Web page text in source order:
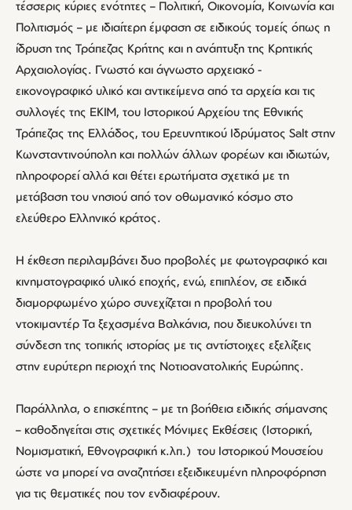
τέσσερις κύριες ενότητες – Πολιτική, Οικονομία, Κοινωνία και
Πολιτισμός – με ιδιαίτερη έμφαση σε ειδικούς τομείς όπως η
ίδρυση της Τράπεζας Κρήτης και η ανάπτυξη της Κρητικής
Αρχαιολογίας. Γνωστό και άγνωστο αρχειακό -
εικονογραφικό υλικό και αντικείμενα από τα αρχεία και τις
συλλογές της ΕΚΙΜ, του Ιστορικού Αρχείου της Εθνικής
Τράπεζας της Ελλάδος, του Ερευνητικού Ιδρύματος Salt στην
Κωνσταντινούπολη και πολλών άλλων φορέων και ιδιωτών,
πληροφορεί αλλά και θέτει ερωτήματα σχετικά με τη
μετάβαση του νησιού από τον οθωμανικό κόσμο στο
ελεύθερο Ελληνικό κράτος.
Η έκθεση περιλαμβάνει δυο προβολές με φωτογραφικό και
κινηματογραφικό υλικό εποχής, ενώ, επιπλέον, σε ειδικά
διαμορφωμένο χώρο συνεχίζεται η προβολή του
ντοκιμαντέρ Τα ξεχασμένα Βαλκάνια, που διευκολύνει τη
σύνδεση της τοπικής ιστορίας με τις αντίστοιχες εξελίξεις
στην ευρύτερη περιοχή της Νοτιοανατολικής Ευρώπης.
Παράλληλα, ο επισκέπτης – με τη βοήθεια ειδικής σήμανσης
– καθοδηγείται στις σχετικές Μόνιμες Εκθέσεις (Ιστορική,
Νομισματική, Εθνογραφική κ.λπ.) του Ιστορικού Μουσείου
ώστε να μπορεί να αναζητήσει εξειδικευμένη πληροφόρηση
για τις θεματικές που τον ενδιαφέρουν.